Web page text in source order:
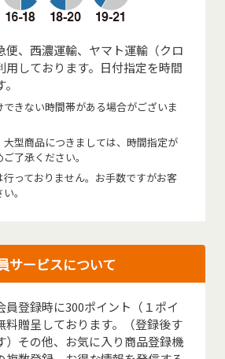
便、西濃運輸、ヤマト運輸（クロ
用しております。日付指定を時間
きない時間帯がある場合がございま
型商品につきましては、時間指定が
了承ください。
っておりません。お手数ですがお客
。
サービスについて
員登録時に300ポイント（１ポイ
料贈呈しております。（登録後す
）その他、お気に入り商品登録機